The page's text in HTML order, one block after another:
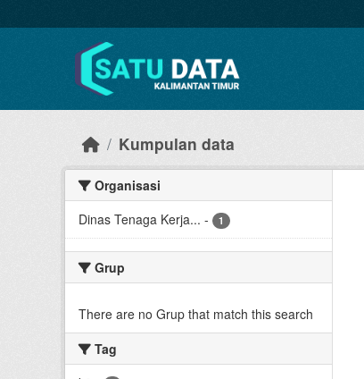
Kumpulan data
Organisasi
Dinas Tenaga Kerja... - 1
Grup
There are no Grup that match this search
Tag